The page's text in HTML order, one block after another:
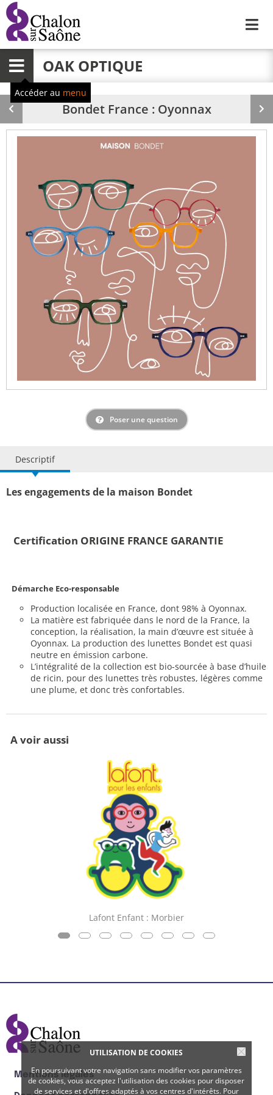
UTILISATION DE COOKIES
En poursuivant votre navigation sans modifier vos paramètres
de cookies, vous acceptez l'utilisation des cookies pour disposer
de services et d'offres adaptés à vos centres d'intérêts. Pour
Menu OAK OPTIQUE
Accéder au menu
Produit
précédent
Bondet France : Oyonnax
Poser une question
Descriptif
Les engagements de la maison Bondet
Certification ORIGINE FRANCE GARANTIE
Démarche Eco-responsable
Production localisée en France, dont 98% à Oyonnax.
La matière est fabriquée dans le nord de la France, la
conception, la réalisation, la main d’œuvre est située à
Oyonnax. La production des lunettes Bondet est quasi
neutre en émission carbone.
L’intégralité de la collection est bio-sourcée à base d’huile
de ricin, pour des lunettes très robustes, légères comme
une plume, et donc très confortables.
A voir aussi
Lafont Enfant : Morbier
Mentions légales